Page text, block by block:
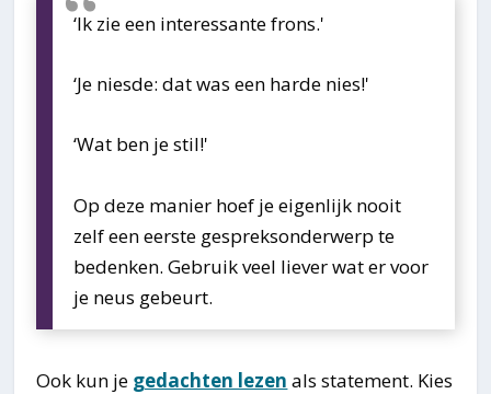
‘Ik zie een interessante frons.'
‘Je niesde: dat was een harde nies!'
‘Wat ben je stil!'
Op deze manier hoef je eigenlijk nooit
zelf een eerste gespreksonderwerp te
bedenken. Gebruik veel liever wat er voor
je neus gebeurt.
Ook kun je gedachten lezen als statement. Kies